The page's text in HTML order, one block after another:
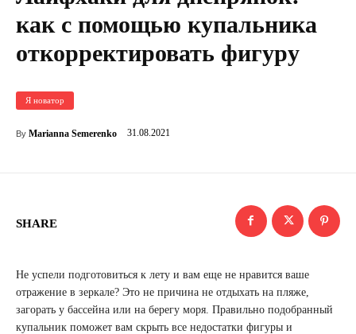
как с помощью купальника
откорректировать фигуру
Я новатор
By Marianna Semerenko 31.08.2021
SHARE
Не успели подготовиться к лету и вам еще не нравится ваше
отражение в зеркале? Это не причина не отдыхать на пляже,
загорать у бассейна или на берегу моря. Правильно подобранный
купальник поможет вам скрыть все недостатки фигуры и